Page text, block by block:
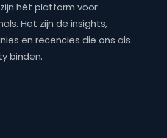
hét platform voor
Het zijn de insights,
en recencies die ons als
binden.